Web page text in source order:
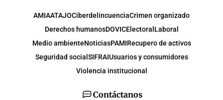
Contáctanos
AMIAATAJOCiberdelincuenciaCrimen organizado
Derechos humanosDOVICElectoral Laboral
Medio ambienteNoticiasPAMIRecupero de activos
Seguridad social SIFRAIUsuarios y consumidores
Violencia institucional